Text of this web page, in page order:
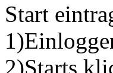
Start
2)Starts